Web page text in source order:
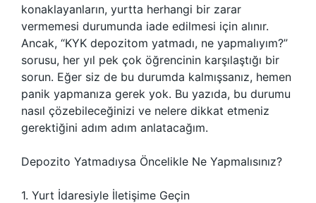
konaklayanların, yurtta herhangi bir zarar
vermemesi durumunda iade edilmesi için alınır.
Ancak, “KYK depozitom yatmadı, ne yapmalıyım?”
sorusu, her yıl pek çok öğrencinin karşılaştığı bir
sorun. Eğer siz de bu durumda kalmışsanız, hemen
panik yapmanıza gerek yok. Bu yazıda, bu durumu
nasıl çözebileceğinizi ve nelere dikkat etmeniz
gerektiğini adım adım anlatacağım.
Depozito Yatmadıysa Öncelikle Ne Yapmalısınız?
1. Yurt İdaresiyle İletişime Geçin